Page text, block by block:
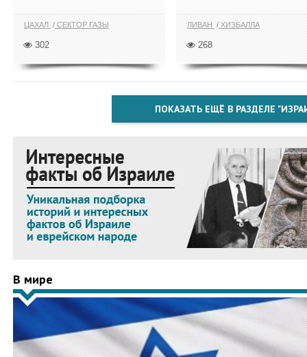
ЦАХАЛ СЕКТОР ГАЗЫ
302
ЛИВАН ХИЗБАЛЛА
268
ПОКАЗАТЬ ЕЩЁ В РАЗДЕЛЕ
В мире